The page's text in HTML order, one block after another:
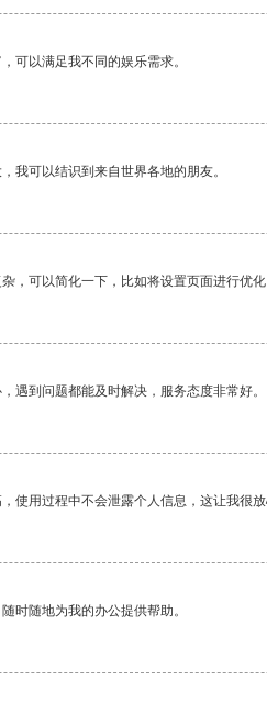
可以满足我不同的娱乐需求。
我可以结识到来自世界各地的朋友。
，可以简化一下，比如将设置页面进行优
遇到问题都能及时解决，服务态度非常好。
使用过程中不会泄露个人信息，这让我很
时随地为我的办公提供帮助。